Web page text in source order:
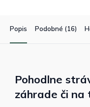
Popis Podobné (16)
Pohodlne
záhrade či na